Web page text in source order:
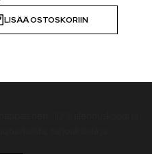
LISÄÄ OSTOSKORIIN